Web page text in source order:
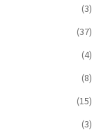
(3)
(37)
(4)
(8)
(15)
(3)